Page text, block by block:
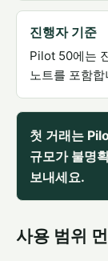
진행자 기준
Pilot 50에는
노트를 포함합
첫 거래는
규모가 불명
보내세요.
사용 범위